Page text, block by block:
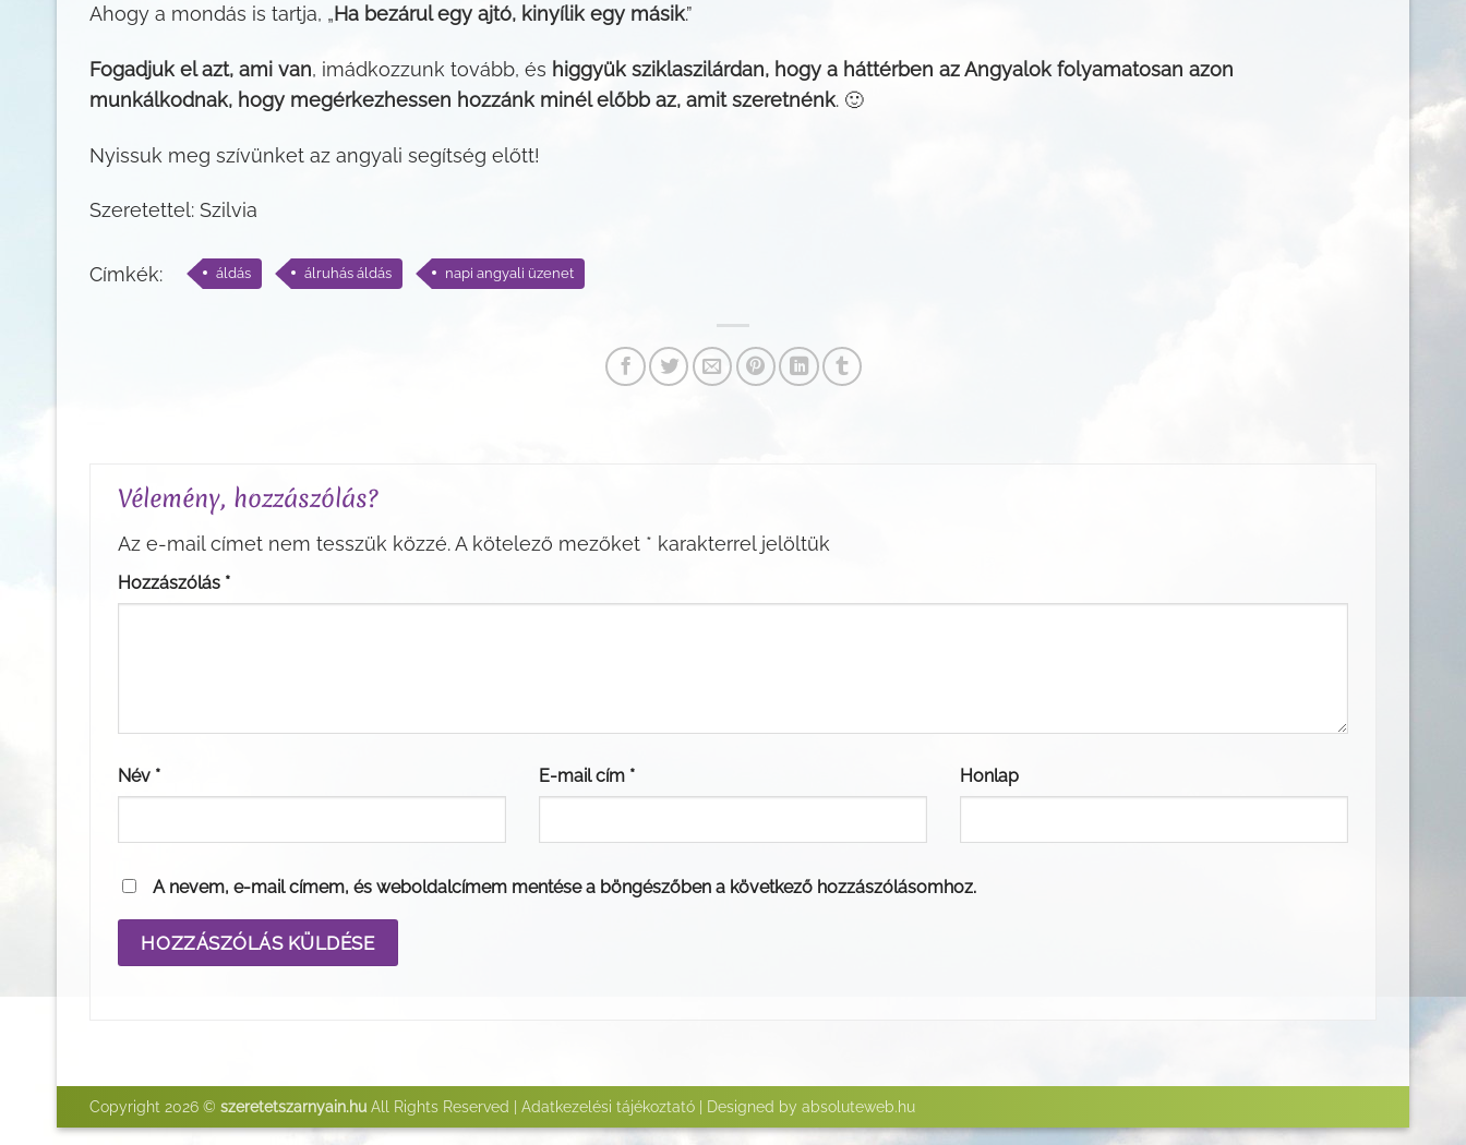
Ahogy a mondás is tartja, „Ha bezárul egy ajtó, kinyílik egy másik.”
Fogadjuk el azt, ami van, imádkozzunk tovább, és higgyük sziklaszilárdan, hogy a háttérben az Angyalok folyamatosan azon
munkálkodnak, hogy megérkezhessen hozzánk minél előbb az, amit szeretnénk. 🙂
Nyissuk meg szívünket az angyali segítség előtt!
Szeretettel: Szilvia
Címkék: áldás álruhás áldás napi angyali üzenet
Vélemény, hozzászólás?
Az e-mail címet nem tesszük közzé.A kötelező mezőket * karakterrel jelöltük
Hozzászólás *
Név * E-mail cím * Honlap
A nevem, e-mail címem, és weboldalcímem mentése a böngészőben a következő hozzászólásomhoz.
Copyright 2026 © szeretetszarnyain.hu All Rights Reserved | Adatkezelési tájékoztató | Designed by absoluteweb.hu